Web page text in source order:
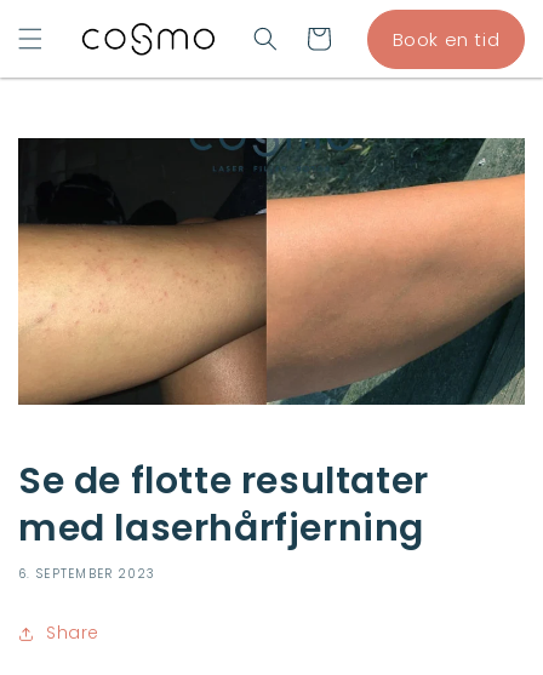
INDHOLD
Indkøbskurv Book en tid
Se de flotte resultater
med laserhårfjerning
6. SEPTEMBER 2023
Share